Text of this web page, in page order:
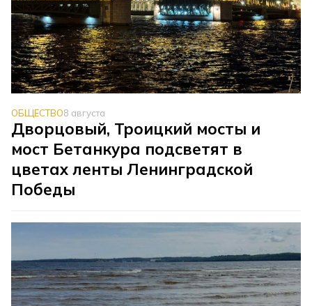
ОБЩЕСТВО8 августа
Дворцовый, Троицкий мосты и
мост Бетанкура подсветят в
цветах ленты Ленинградской
Победы